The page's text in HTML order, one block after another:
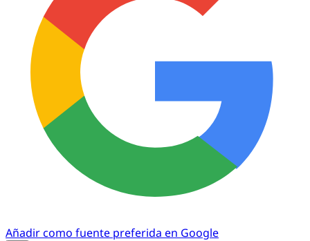
Añadir como fuente preferida en Google